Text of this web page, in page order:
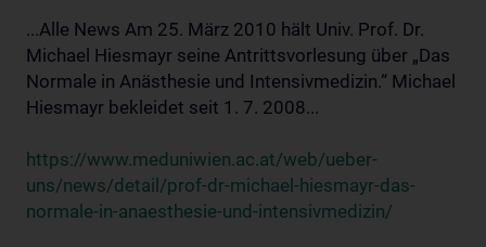
...Alle News Am 25. März 2010 hält Univ. Prof. Dr.
Michael Hiesmayr seine Antrittsvorlesung über „Das
Normale in Anästhesie und Intensivmedizin.“ Michael
Hiesmayr bekleidet seit 1. 7. 2008...
https://www.meduniwien.ac.at/web/ueber-
uns/news/detail/prof-dr-michael-hiesmayr-das-
normale-in-anaesthesie-und-intensivmedizin/